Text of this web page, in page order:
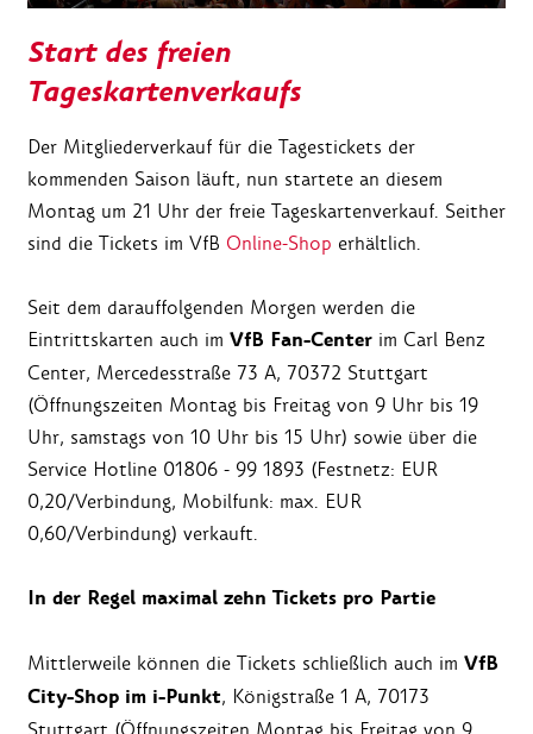
Start des freien
Tageskartenverkaufs
Der Mitgliederverkauf für die Tagestickets der
kommenden Saison läuft, nun startete an diesem
Montag um 21 Uhr der freie Tageskartenverkauf. Seither
sind die Tickets im VfB Online-Shop erhältlich.
Seit dem darauffolgenden Morgen werden die
Eintrittskarten auch im VfB Fan-Center im Carl Benz
Center, Mercedesstraße 73 A, 70372 Stuttgart
(Öffnungszeiten Montag bis Freitag von 9 Uhr bis 19
Uhr, samstags von 10 Uhr bis 15 Uhr) sowie über die
Service Hotline 01806 - 99 1893 (Festnetz: EUR
0,20/Verbindung, Mobilfunk: max. EUR
0,60/Verbindung) verkauft.
In der Regel maximal zehn Tickets pro Partie
Mittlerweile können die Tickets schließlich auch im VfB
City-Shop im i-Punkt, Königstraße 1 A, 70173